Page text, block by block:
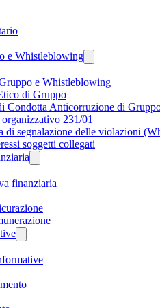
e Whistleblowing
e Whistleblowing
di Gruppo
Condotta Anticorruzione di
231/01
di segnalazione delle violazioni
soggetti collegati
finanziaria